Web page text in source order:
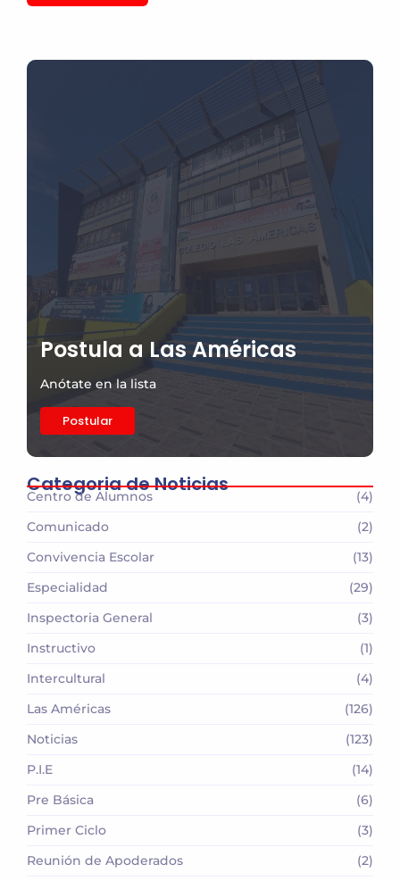
Postula a Las Américas
Anótate en la lista
Postular
Categoria de Noticias
Centro de Alumnos
(4)
Comunicado
(2)
Convivencia Escolar
(13)
Especialidad
(29)
Inspectoria General
(3)
Instructivo
(1)
Intercultural
(4)
Las Américas
(126)
Noticias
(123)
P.I.E
(14)
Pre Básica
(6)
Primer Ciclo
(3)
Reunión de Apoderados
(2)